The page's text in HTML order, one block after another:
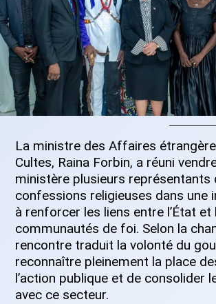
La ministre des Affaires
Cultes, Raina Forbin, a réuni
ministère plusieurs représentants
confessions religieuses dans une
à renforcer les liens entre l’État et
communautés de foi. Selon la
rencontre traduit la volonté du
reconnaître pleinement la place
l’action publique et de consolider
avec ce secteur.